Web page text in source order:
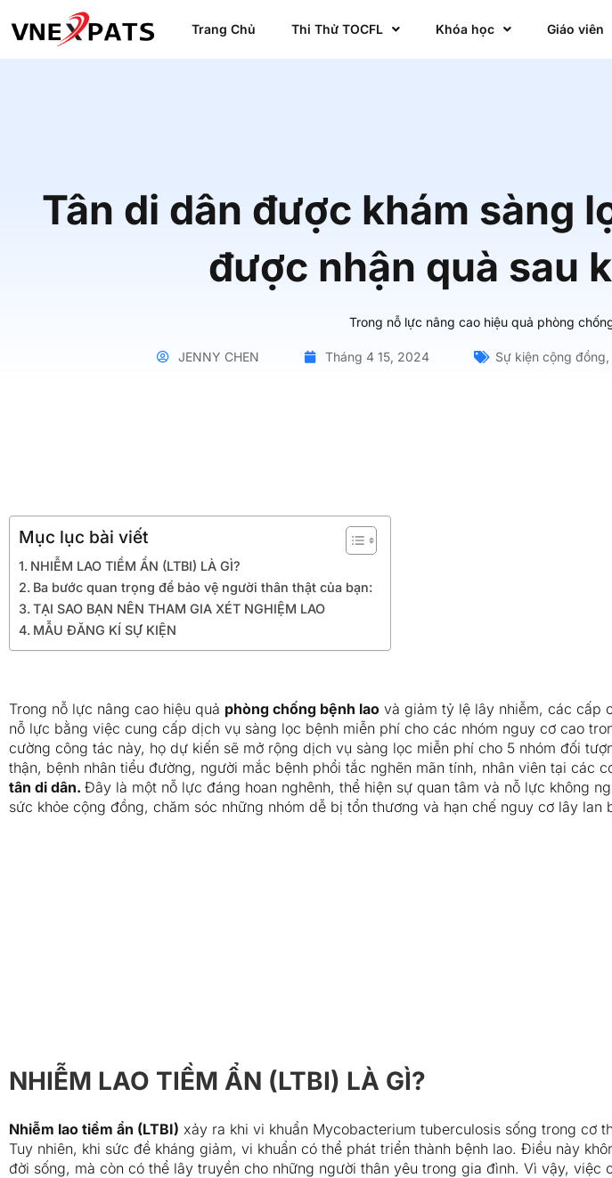
Trang Chủ Thi Thử TOCFL Khóa học Giáo viên
Tân di dân được khám sàng
được nhận quà sau
Trong nỗ lực nâng cao hiệu quả phòng
JENNY CHEN Tháng 4 15, 2024 Sự kiện cộng đồng,
Mục lục bài viết
NHIỄM LAO TIỀM ẨN (LTBI) LÀ GÌ?
Ba bước quan trọng để bảo vệ người thân thật của bạn:
TẠI SAO BẠN NÊN THAM GIA XÉT NGHIỆM LAO
MẪU ĐĂNG KÍ SỰ KIỆN
Trong nỗ lực nâng cao hiệu quả phòng chống bệnh lao và giảm tỷ lệ lây nhiễm, các cấp
nỗ lực bằng việc cung cấp dịch vụ sàng lọc bệnh miễn phí cho các nhóm nguy cơ cao
cường công tác này, họ dự kiến sẽ mở rộng dịch vụ sàng lọc miễn phí cho 5 nhóm đối
thận, bệnh nhân tiểu đường, người mắc bệnh phổi tắc nghẽn mãn tính, nhân viên tại các
tân di dân. Đây là một nỗ lực đáng hoan nghênh, thể hiện sự quan tâm và nỗ lực không
sức khỏe cộng đồng, chăm sóc những nhóm dễ bị tổn thương và hạn chế nguy cơ lây lan
NHIỄM LAO TIỀM ẨN (LTBI) LÀ GÌ?
Nhiễm lao tiềm ẩn (LTBI) xảy ra khi vi khuẩn Mycobacterium tuberculosis sống trong cơ
Tuy nhiên, khi sức đề kháng giảm, vi khuẩn có thể phát triển thành bệnh lao. Điều này
đời sống, mà còn có thể lây truyền cho những người thân yêu trong gia đình. Vì vậy, việc